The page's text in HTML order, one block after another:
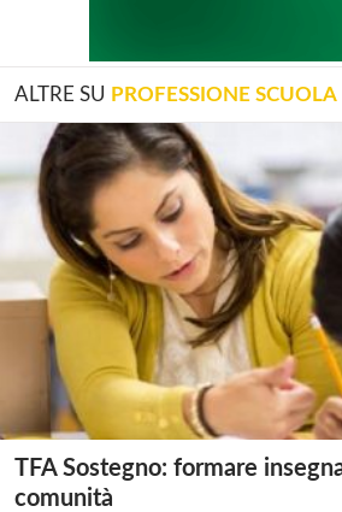
ALTRE SU PROFESSIONE SCUOLA
TFA Sostegno: formare
comunità